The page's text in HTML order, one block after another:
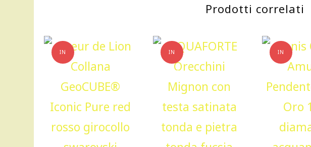
Prodotti correlati
IN
OFFERTA!
IN
OFFERTA!
IN
OFFERTA!